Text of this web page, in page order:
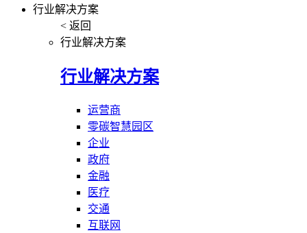
行业解决方案
< 返回
行业解决方案
行业解决方案
运营商
零碳智慧园区
企业
政府
金融
医疗
交通
互联网